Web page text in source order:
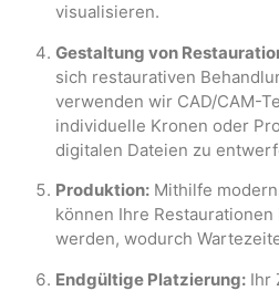
visualisieren.
Gestaltung von
sich restaurativen
verwenden wir CAD/CAM-
individuelle Kronen oder
digitalen Dateien zu
Produktion: Mithilfe
können Ihre
werden, wodurch
Endgültige Platzierung: Ihr